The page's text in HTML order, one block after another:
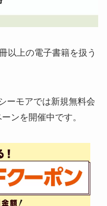
以上の電子書籍を扱う
ーモアでは新規無料会
ンを開催中です。